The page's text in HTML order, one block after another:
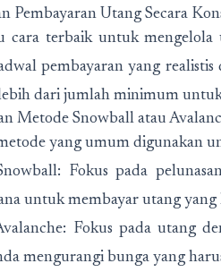
Pembayaran Utang Secara
cara terbaik untuk mengelola
pembayaran yang
dari jumlah minimum
Metode Snowball atau
yang umum digunakan
Fokus pada
untuk membayar utang yang
Fokus pada utang
mengurangi bunga yang